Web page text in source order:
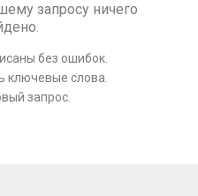
запросу ничего
без ошибок.
ключевые слова.
запрос.